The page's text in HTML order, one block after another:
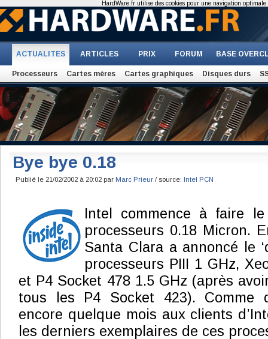
ACTUALITES ARTICLES PRIX FORUM BASE
Processeurs Cartes mères Cartes graphiques Disques durs
Bye bye 0.18
Publié le 21/02/2002 à 20:02 par Marc Prieur / source: Intel PCN
Intel commence à faire
processeurs 0.18 Micron.
Santa Clara a annoncé le
processeurs PIII 1 GHz,
et P4 Socket 478 1.5 GHz (après
tous les P4 Socket 423). Comme
encore quelque mois aux clients
les derniers exemplaires de ces
HardWare.fr utilise des cookies pour une navigation